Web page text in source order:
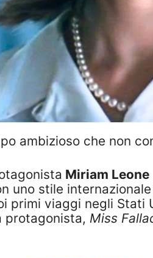
ambizioso che non
Miriam Leone
uno stile
primi viaggi negli
protagonista, Miss